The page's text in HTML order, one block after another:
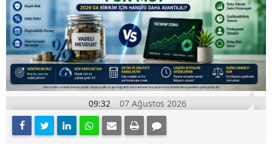
09:32 07 Ağustos 2026